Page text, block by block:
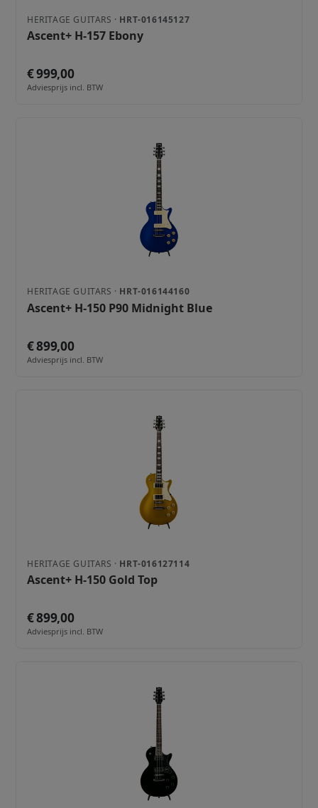
HERITAGE GUITARS · HRT-016145127
Ascent+ H-157 Ebony
€ 999,00
Adviesprijs incl. BTW
HERITAGE GUITARS · HRT-016144160
Ascent+ H-150 P90 Midnight Blue
€ 899,00
Adviesprijs incl. BTW
HERITAGE GUITARS · HRT-016127114
Ascent+ H-150 Gold Top
€ 899,00
Adviesprijs incl. BTW